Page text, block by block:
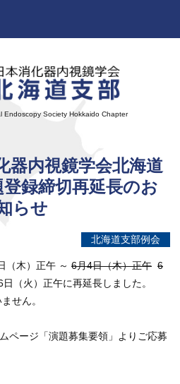
Endoscopy Society Hokkaido Chapter
器内視鏡学会北海道
録締切再延長のお
らせ
北海道支部例会
（木）正午 ～ 6月4日（木）正午 6
（火）正午に再延長しました。
せん。
ページ「演題募集要領」よりご応募